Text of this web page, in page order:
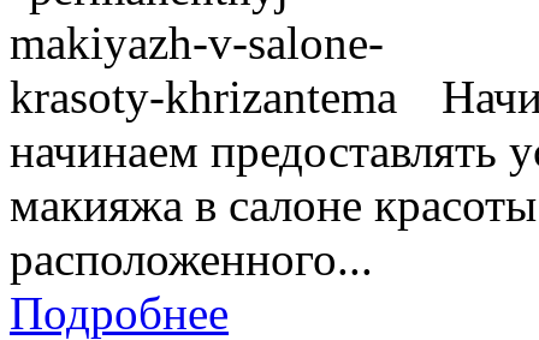
начинаем предоставлять
макияжа в салоне
расположенного...
Подробнее